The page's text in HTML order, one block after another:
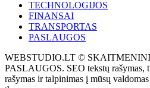
TECHNOLOGIJOS
FINANSAI
TRANSPORTAS
PASLAUGOS
WEBSTUDIO.LT ©
PASLAUGOS. SEO tekstų rašymas,
rašymas ir talpinimas į mūsų valdomas